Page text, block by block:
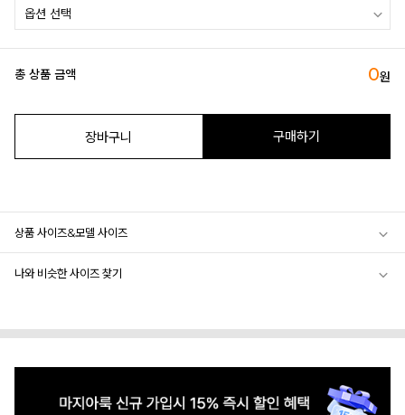
총 상품 금액 0원
장바구니 구매하기
상품 사이즈&모델 사이즈
나와 비슷한 사이즈 찾기